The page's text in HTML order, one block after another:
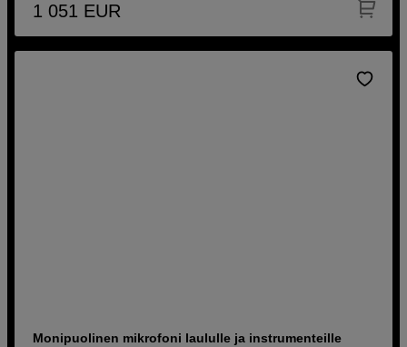
1 051 EUR
Monipuolinen mikrofoni laululle ja instrumenteille